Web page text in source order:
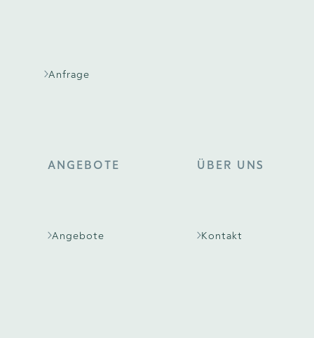
Anfrage
ANGEBOTE
Angebote
ÜBER UNS
Kontakt